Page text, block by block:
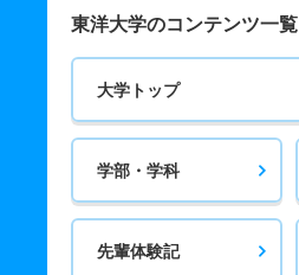
東洋大学のコンテンツ一覧
大学トップ
学部・学科
先輩体験記